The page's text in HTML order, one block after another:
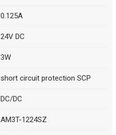
0.125A
24V DC
3W
short circuit protection SCP
DC/DC
AM3T-1224SZ